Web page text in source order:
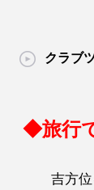
クラブ
◆旅行
吉方